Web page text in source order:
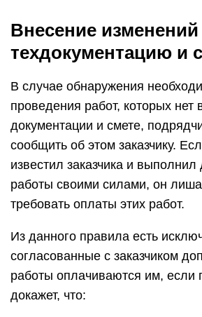
Внесение изменений
техдокументацию и
В случае обнаружения
проведения работ, которых нет
документации и смете,
сообщить об этом заказчику.
известил заказчика и
работы своими силами, он
требовать оплаты этих работ.
Из данного правила есть
согласованные с заказчиком
работы оплачиваются им, если
докажет, что: